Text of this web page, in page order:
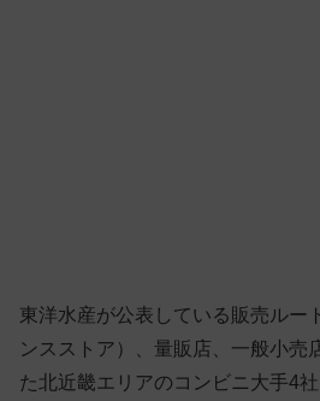
東洋水産が公表している販売ルー
ンスストア）、量販店、一般小売
た北近畿エリアのコンビニ大手4